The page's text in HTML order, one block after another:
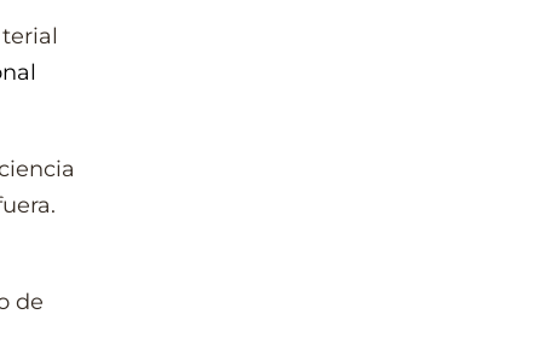
de